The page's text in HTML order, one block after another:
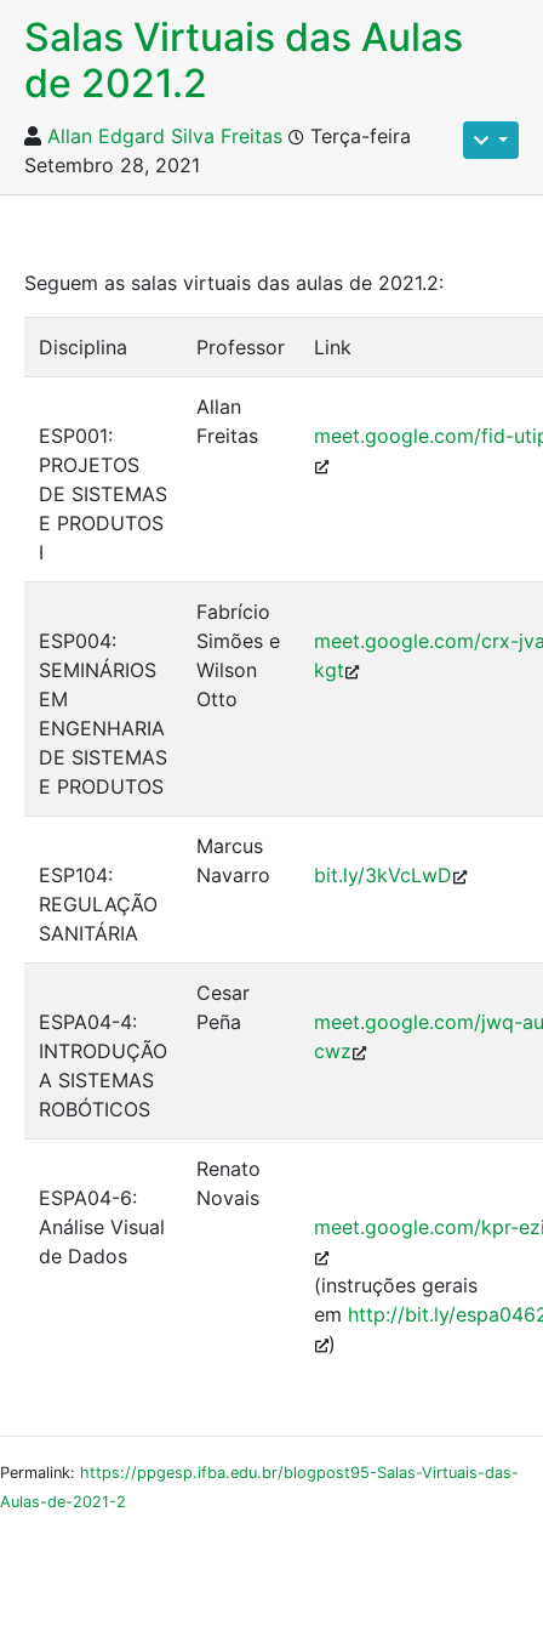
Salas Virtuais das Aulas
de 2021.2
Allan Edgard Silva Freitas
Terça-feira
Setembro 28, 2021
Seguem as salas virtuais das aulas de 2021.2:
Disciplina Professor Link
ESP001:
PROJETOS
DE SISTEMAS
E PRODUTOS
I
Allan
Freitas
meet.google.com/fid-
ESP004:
SEMINÁRIOS
EM
ENGENHARIA
DE SISTEMAS
E PRODUTOS
Fabrício
Simões e
Wilson
Otto
meet.google.com/crx-
kgt
ESP104:
REGULAÇÃO
SANITÁRIA
Marcus
Navarro
bit.ly/3kVcLwD
ESPA04-4:
INTRODUÇÃO
A SISTEMAS
ROBÓTICOS
Cesar
Peña
meet.google.com/jwq-
cwz
ESPA04-6:
Análise Visual
de Dados
Renato
Novais
meet.google.com/kpr-
(instruções gerais
em http://bit.ly/
)
Permalink: https://ppgesp.ifba.edu.br/blogpost95-Salas-Virtuais-das-
Aulas-de-2021-2